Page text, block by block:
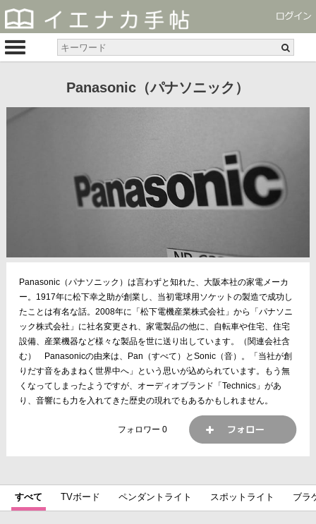
Panasonic（パナソニック）
Panasonic（パナソニック）は言わずと知れた、大阪本社の家電メーカ
ー。1917年に松下幸之助が創業し、当初電球用ソケットの製造で成功し
たことは有名な話。2008年に「松下電機産業株式会社」から「パナソニ
ック株式会社」に社名変更され、家電製品の他に、自転車や住宅、住宅
設備、産業機器など様々な製品を世に送り出しています。（関連会社含
む） Panasonicの由来は、Pan（すべて）とSonic（音）。「当社が創
りだす音をあまねく世界中へ」という思いが込められています。もう無
くなってしまったようですが、オーディオブランド「Technics」があ
り、音響にも力を入れてきた歴史の現れでもあるかもしれません。
フォロワー0
すべて TVボード ペンダントライト スポットライト ブラ